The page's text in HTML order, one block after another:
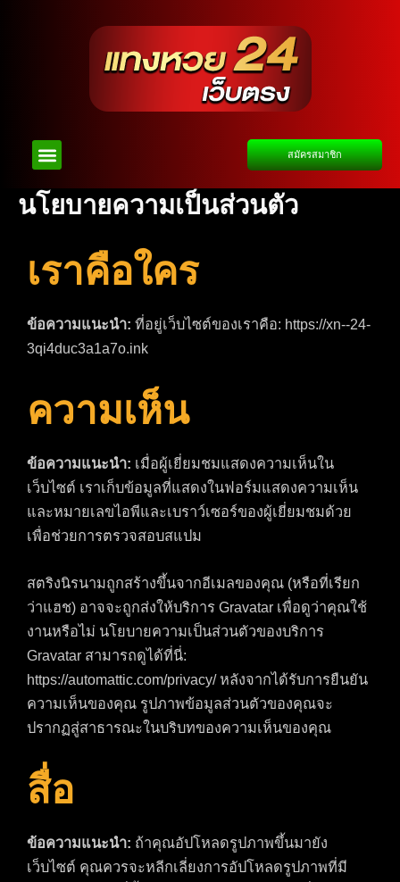
Menu สมัครสมาชิก
นโยบายความเป็นส่วนตัว
เราคือใคร
ข้อความแนะนำ: ที่อยู่เว็บไซต์ของเราคือ: https://xn--24-
3qi4duc3a1a7o.ink
ความเห็น
ข้อความแนะนำ: เมื่อผู้เยี่ยมชมแสดงความเห็นใน
เว็บไซต์ เราเก็บข้อมูลที่แสดงในฟอร์มแสดงความเห็น
และหมายเลขไอพีและเบราว์เซอร์ของผู้เยี่ยมชมด้วย
เพื่อช่วยการตรวจสอบสแปม
สตริงนิรนามถูกสร้างขึ้นจากอีเมลของคุณ (หรือที่เรียก
ว่าแฮช) อาจจะถูกส่งให้บริการ Gravatar เพื่อดูว่าคุณใช้
งานหรือไม่ นโยบายความเป็นส่วนตัวของบริการ
Gravatar สามารถดูได้ที่นี่:
https://automattic.com/privacy/ หลังจากได้รับการยืนยัน
ความเห็นของคุณ รูปภาพข้อมูลส่วนตัวของคุณจะ
ปรากฏสู่สาธารณะในบริบทของความเห็นของคุณ
สื่อ
ข้อความแนะนำ: ถ้าคุณอัปโหลดรูปภาพขึ้นมายัง
เว็บไซต์ คุณควรจะหลีกเลี่ยงการอัปโหลดรูปภาพที่มี